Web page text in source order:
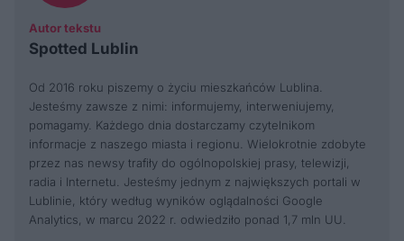
Autor tekstu
Spotted Lublin
Od 2016 roku piszemy o życiu mieszkańców Lublina.
Jesteśmy zawsze z nimi: informujemy, interweniujemy,
pomagamy. Każdego dnia dostarczamy czytelnikom
informacje z naszego miasta i regionu. Wielokrotnie zdobyte
przez nas newsy trafiły do ogólnopolskiej prasy, telewizji,
radia i Internetu. Jesteśmy jednym z największych portali w
Lublinie, który według wyników oglądalności Google
Analytics, w marcu 2022 r. odwiedziło ponad 1,7 mln UU.